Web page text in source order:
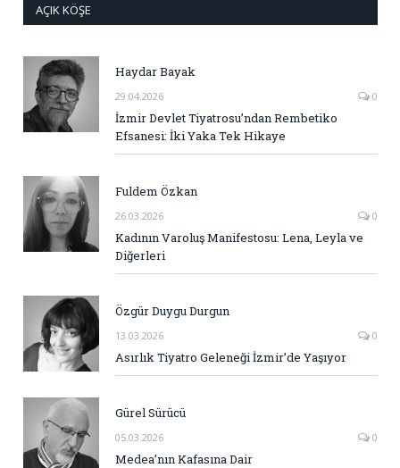
AÇIK KÖŞE
Haydar Bayak
29.04.2026 0
İzmir Devlet Tiyatrosu’ndan Rembetiko
Efsanesi: İki Yaka Tek Hikaye
Fuldem Özkan
26.03.2026 0
Kadının Varoluş Manifestosu: Lena, Leyla ve
Diğerleri
Özgür Duygu Durgun
13.03.2026 0
Asırlık Tiyatro Geleneği İzmir’de Yaşıyor
Gürel Sürücü
05.03.2026 0
Medea’nın Kafasına Dair